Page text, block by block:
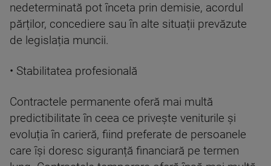
nedeterminată pot înceta prin demisie, acordul
părților, concediere sau în alte situații prevăzute
de legislația muncii.
• Stabilitatea profesională
Contractele permanente oferă mai multă
predictibilitate în ceea ce privește veniturile și
evoluția în carieră, fiind preferate de persoanele
care își doresc siguranță financiară pe termen